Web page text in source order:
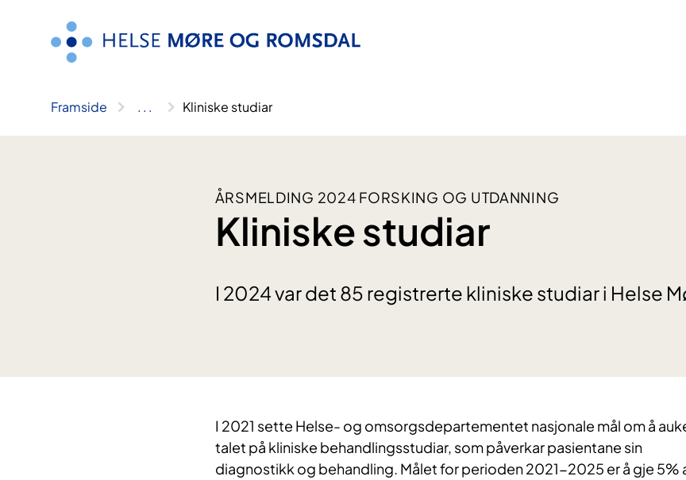
Framside .. . Kliniske studiar
ÅRSMELDING 2024 FORSKING OG UTDANNING
Kliniske studiar
I 2024 var det 85 registrerte kliniske studiar i Helse
I 2021 sette Helse- og omsorgsdepartementet nasjonale mål om å
talet på kliniske behandlingsstudiar, som påverkar pasientane sin
diagnostikk og behandling. Målet for perioden 2021-2025 er å gje 5%